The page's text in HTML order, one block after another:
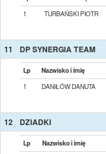
1
TURBAŃSKI PIOTR
11 DP SYNERGIA TEAM
Lp Nazwisko i imię
1
DANIŁÓW DANUTA
12 DZIADKI
Lp Nazwisko i imię